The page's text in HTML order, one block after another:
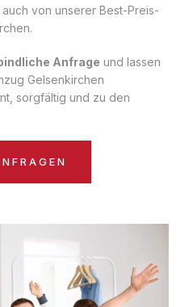
von unserer Best-Preis-
Anfrage und lassen
Gelsenkirchen
sorgfältig und zu den